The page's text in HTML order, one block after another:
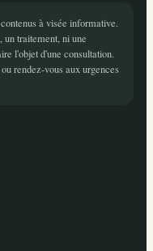
à visée informative.
un traitement, ni une
l'objet d'une consultation.
rendez-vous aux urgences